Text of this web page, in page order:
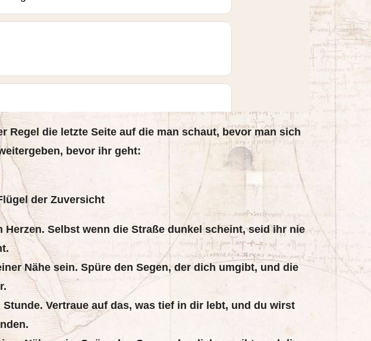
Regel die letzte Seite auf die man schaut, bevor man sich
bevor ihr geht:
der Zuversicht
Selbst wenn die Straße dunkel scheint, seid ihr nie
Nähe sein. Spüre den Segen, der dich umgibt, und die
Vertraue auf das, was tief in dir lebt, und du wirst